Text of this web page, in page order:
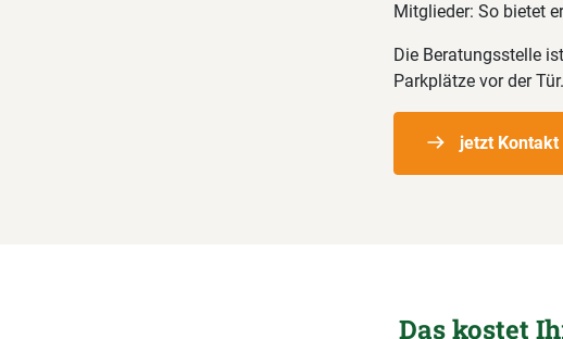
Mitglieder: So bietet
Die Beratungsstelle
Parkplätze vor der Tür.
jetzt
Das kostet